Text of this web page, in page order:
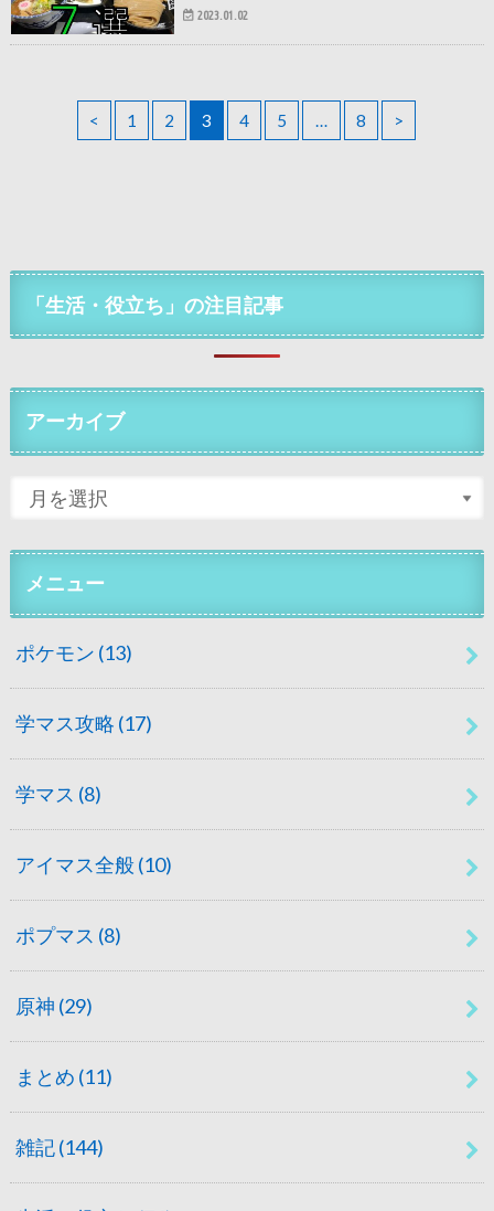
2023.01.02
< 1 2 3 4 5 … 8 >
「生活・役立ち」の注目記事
アーカイブ
メニュー
ポケモン (13)
学マス攻略 (17)
学マス (8)
アイマス全般 (10)
ポプマス (8)
原神 (29)
まとめ (11)
雑記(144)